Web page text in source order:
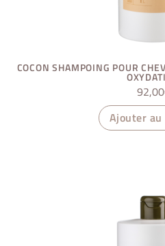
COCON SHAMPOING POUR
92,00
Ajouter